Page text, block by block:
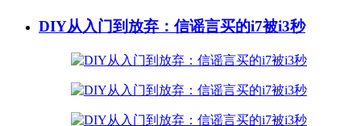
DIY从入门到放弃：信谣言买的i7被i3秒